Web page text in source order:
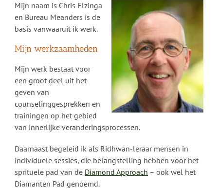
Mijn naam is Chris Elzinga
en Bureau Meanders is de
basis vanwaaruit ik werk.
Mijn werkzaamheden
Mijn werk bestaat voor
een groot deel uit het
geven van
counselinggesprekken en
trainingen op het gebied
van innerlijke veranderingsprocessen.
Daarnaast begeleid ik als Ridhwan-leraar mensen in
individuele sessies, die belangstelling hebben voor het
sprituele pad van de Diamond Approach – ook wel het
Diamanten Pad genoemd.